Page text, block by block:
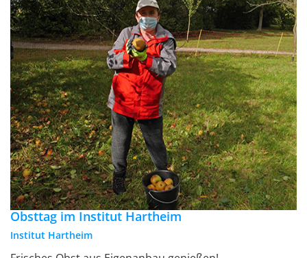
Obsttag im Institut Hartheim
Institut Hartheim